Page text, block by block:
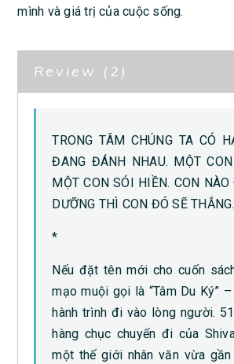
mình và giá trị của cuộc sống.
Review (2)
TRONG TÂM CHÚNG TA CÓ
ĐANG ĐÁNH NHAU. MỘT
MỘT CON SÓI HIỀN. CON NÀO
DƯỠNG THÌ CON ĐÓ SẼ THẮNG.
*
Nếu đặt tên mới cho cuốn
mạo muội gọi là “Tâm Du Ký”
hành trình đi vào lòng người.
hàng chục chuyến đi của
một thế giới nhân văn vừa